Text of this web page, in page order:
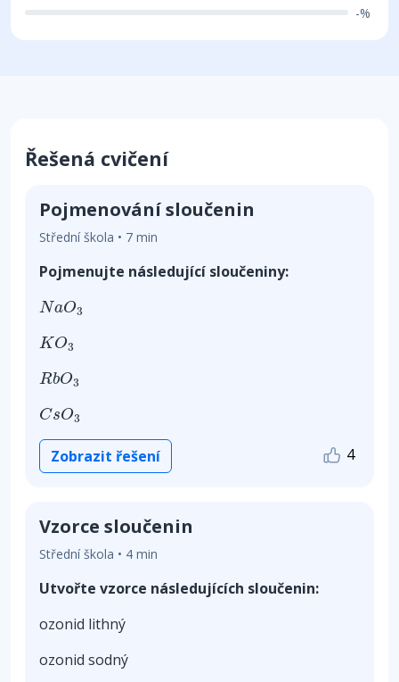
-%
Řešená cvičení
Pojmenování sloučenin
Střední škola • 7 min
Pojmenujte následující sloučeniny:
NaO3
NaO3
KO3
KO3
RbO3
RbO
CsO3
CsO3
Zobrazit řešení 4
Vzorce sloučenin
Střední škola • 4 min
Utvořte vzorce následujících sloučenin:
ozonid lithný
ozonid sodný